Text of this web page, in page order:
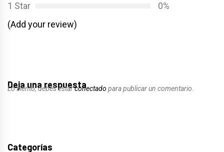
1 Star
0%
(Add your review)
Deja una respuesta
Lo siento, debes estarconectado para publicar un comentario.
Categorías